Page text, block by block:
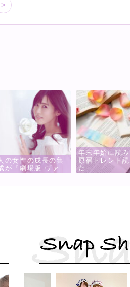
>
年末年始に読みたい！
原宿トレンド読みご
た…
M.S.S
チャル